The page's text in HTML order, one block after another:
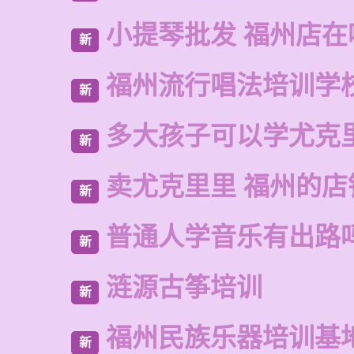
新 小提琴批发 福州店
新 福州流行唱法培训学
新 多大孩子可以学尤克
新 卖尤克里里 福州的店
新 普通人学音乐有出路
新 涟源古筝培训
新 福州民族乐器培训基